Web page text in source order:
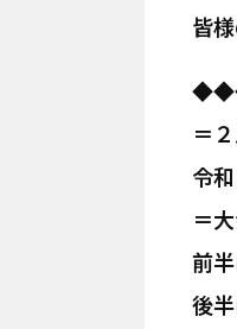
皆
＝
令
＝
前
後